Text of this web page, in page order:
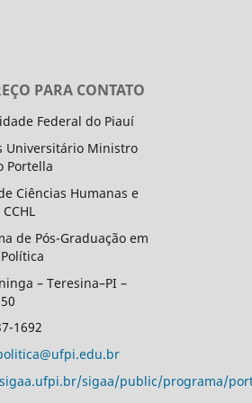
PARA CONTATO
Federal do Piauí
Universitário Ministro
Portella
Ciências Humanas e
de Pós-Graduação em
– Teresina–PI –
1692
sigaa/public/programa/